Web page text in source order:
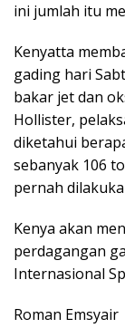
ini jumlah itu
Kenyatta
gading hari
bakar jet dan
Hollister,
diketahui
sebanyak 106
pernah
Kenya akan
perdagangan
Internasional
Roman Emsyair